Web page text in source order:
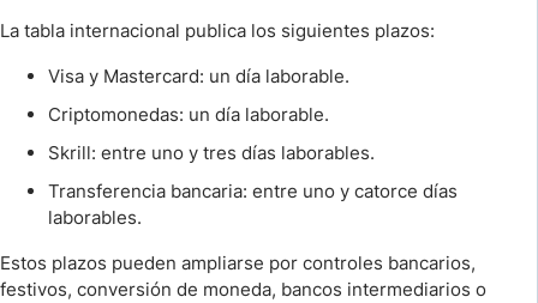
La tabla internacional publica los siguientes plazos:
Visa y Mastercard: un día laborable.
Criptomonedas: un día laborable.
Skrill: entre uno y tres días laborables.
Transferencia bancaria: entre uno y catorce días
laborables.
Estos plazos pueden ampliarse por controles bancarios,
festivos, conversión de moneda, bancos intermediarios o